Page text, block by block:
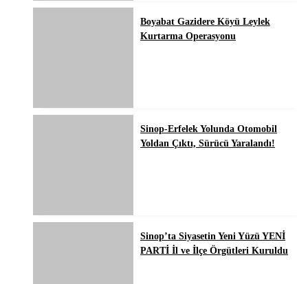
Boyabat Gazidere Köyü Leylek
Kurtarma Operasyonu
Sinop-Erfelek Yolunda Otomobil
Yoldan Çıktı, Sürücü Yaralandı!
Sinop’ta Siyasetin Yeni Yüzü YENİ
PARTİ İl ve İlçe Örgütleri Kuruldu